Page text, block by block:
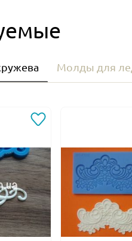
Молды для